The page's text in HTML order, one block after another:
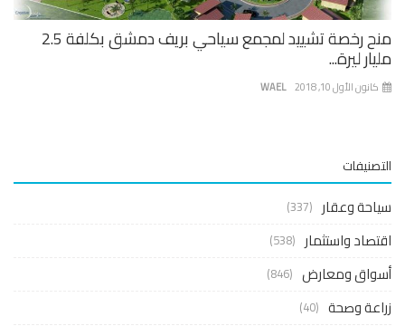
منح رخصة تشييد لمجمع سياحي بريف دمشق بكلفة 2.5
ليرة...
WAEL الأول 10, 2018
وعقار (337)
واستثمار (538)
ومعارض (846)
وصحة (40)